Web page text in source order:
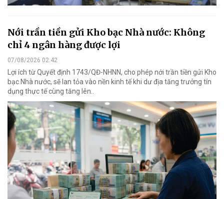
Nới trần tiền gửi Kho bạc Nhà nước: Không
chỉ 4 ngân hàng được lợi
07/08/2026 02:42
Lợi ích từ Quyết định 1743/QĐ-NHNN, cho phép nới trần tiền gửi Kho
bạc Nhà nước, sẽ lan tỏa vào nền kinh tế khi dư địa tăng trưởng tín
dụng thực tế cùng tăng lên..